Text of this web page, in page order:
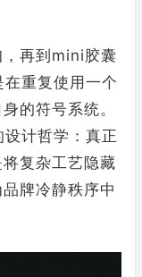
，再到mini胶囊
重复使用一个
的符号系统。
计哲学：真正
复杂工艺隐藏
牌冷静秩序中